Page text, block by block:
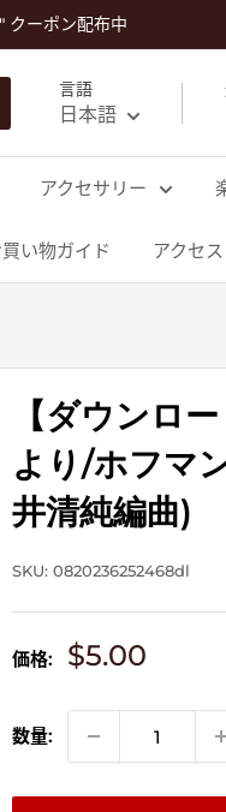
ーポン配布中
言語
日本語
アクセサリー
い物ガイド アクセス
【ダウンロ
より/ホフマ
井清純編曲)
SKU: 0820236252468dl
価格:
販
価
格
$5.00
数量: